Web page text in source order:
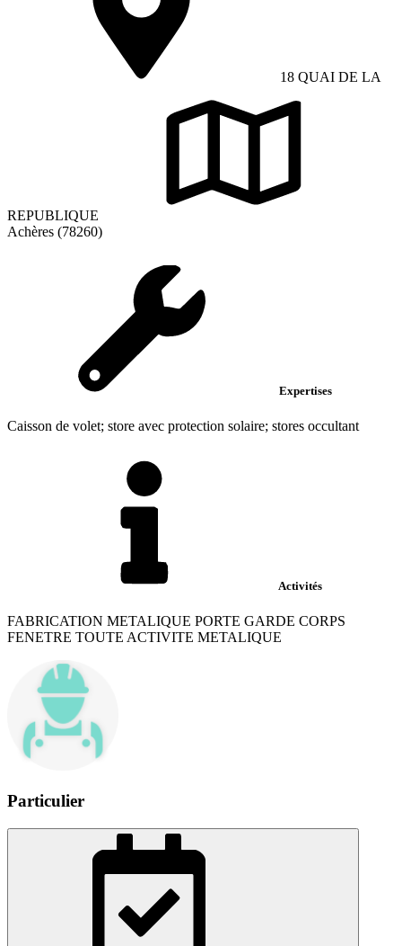
18 QUAI DE LA
REPUBLIQUE
Achères (78260)
Expertises
Caisson de volet; store avec protection solaire; stores occultant
Activités
FABRICATION METALIQUE PORTE GARDE CORPS
FENETRE TOUTE ACTIVITE METALIQUE
Particulier